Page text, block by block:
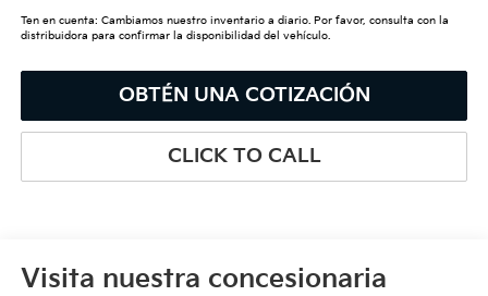
Ten en cuenta: Cambiamos nuestro inventario a diario. Por favor, consulta con la
distribuidora para confirmar la disponibilidad del vehículo.
OBTÉN UNA COTIZACIÓN
CLICK TO CALL
Visita nuestra concesionaria